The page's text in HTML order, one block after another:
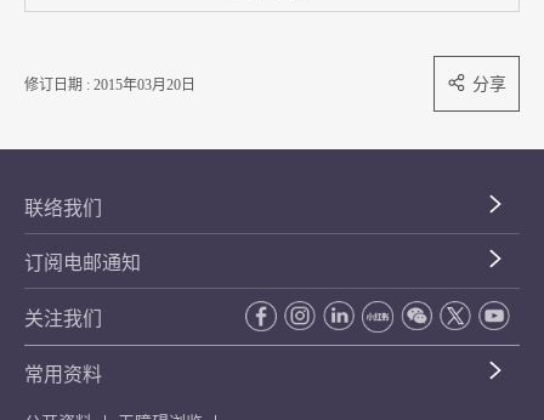
修订日期 : 2015年03月20日 分享
联络我们
订阅电邮通知
关注我们
常用资料